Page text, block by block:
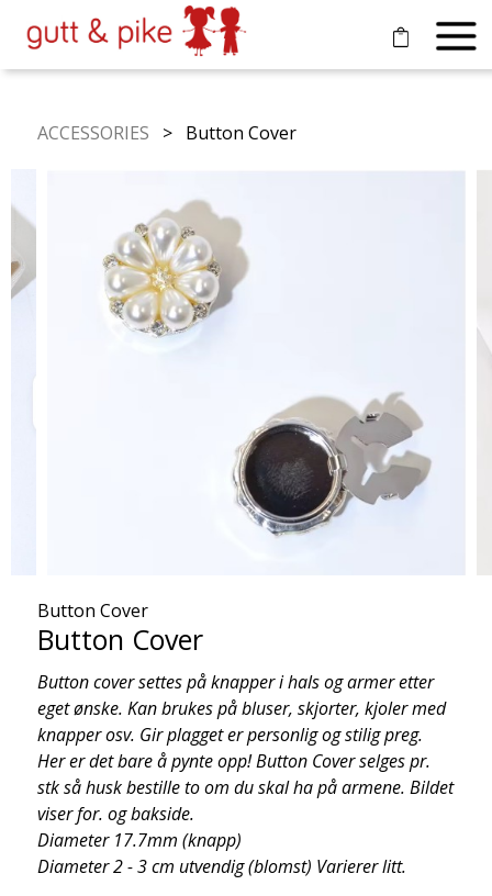
ACCESSORIES > Button Cover
Button Cover
Button Cover
Button cover settes på knapper i hals og armer etter
eget ønske. Kan brukes på bluser, skjorter, kjoler med
knapper osv. Gir plagget er personlig og stilig preg.
Her er det bare å pynte opp! Button Cover selges pr.
stk så husk bestille to om du skal ha på armene. Bildet
viser for. og bakside.
Diameter 17.7mm (knapp)
Diameter 2 - 3 cm utvendig (blomst) Varierer litt.